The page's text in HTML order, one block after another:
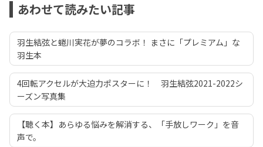
あわせて読みたい記事
羽生結弦と蜷川実花が夢のコラボ！ まさに「プレミアム」な
羽生本
4回転アクセルが大迫力ポスターに！ 羽生結弦2021-2022シ
ーズン写真集
【聴く本】あらゆる悩みを解消する、「手放しワーク」を音
声で。